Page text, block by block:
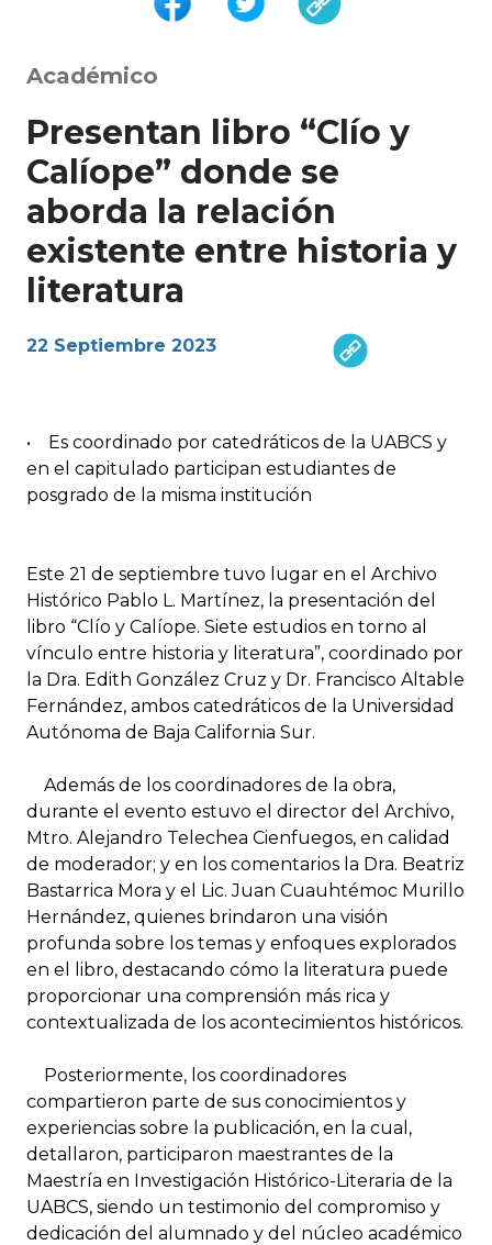
Académico
Presentan libro “Clío y
Calíope” donde se
aborda la relación
existente entre historia y
literatura
22 Septiembre 2023
• Es coordinado por catedráticos de la UABCS y
en el capitulado participan estudiantes de
posgrado de la misma institución
Este 21 de septiembre tuvo lugar en el Archivo
Histórico Pablo L. Martínez, la presentación del
libro “Clío y Calíope. Siete estudios en torno al
vínculo entre historia y literatura”, coordinado por
la Dra. Edith González Cruz y Dr. Francisco Altable
Fernández, ambos catedráticos de la Universidad
Autónoma de Baja California Sur.
Además de los coordinadores de la obra,
durante el evento estuvo el director del Archivo,
Mtro. Alejandro Telechea Cienfuegos, en calidad
de moderador; y en los comentarios la Dra. Beatriz
Bastarrica Mora y el Lic. Juan Cuauhtémoc Murillo
Hernández, quienes brindaron una visión
profunda sobre los temas y enfoques explorados
en el libro, destacando cómo la literatura puede
proporcionar una comprensión más rica y
contextualizada de los acontecimientos históricos.
Posteriormente, los coordinadores
compartieron parte de sus conocimientos y
experiencias sobre la publicación, en la cual,
detallaron, participaron maestrantes de la
Maestría en Investigación Histórico-Literaria de la
UABCS, siendo un testimonio del compromiso y
dedicación del alumnado y del núcleo académico